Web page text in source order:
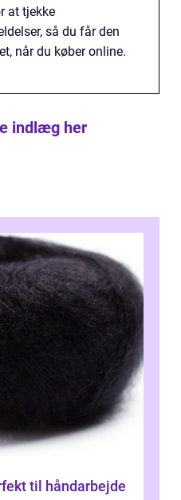
at tjekke
så du får den
når du køber online.
indlæg her
til håndarbejde